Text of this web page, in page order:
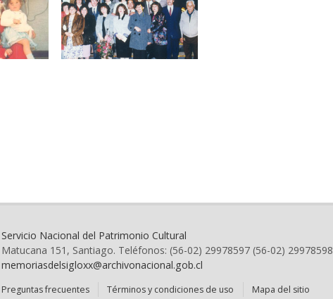
Servicio Nacional del Patrimonio Cultural
Matucana 151, Santiago. Teléfonos: (56-02) 29978597 (56-02) 29978598
memoriasdelsigloxx@archivonacional.gob.cl
Preguntas frecuentes Términos y condiciones de uso Mapa del sitio